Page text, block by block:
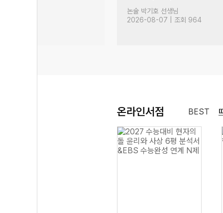
논술 박기호 선생님
2026-08-07 | 조회 964
온라인서점 BEST